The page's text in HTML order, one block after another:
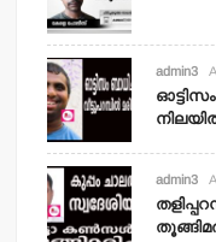
admin3
admin3